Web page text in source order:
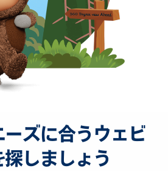
ズに合うウェビ
しましょう